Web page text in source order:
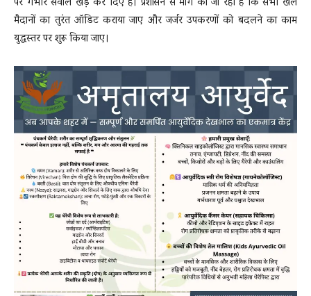
मैदानों का तुरंत ऑडिट कराया जाए और जर्जर उपकरणों को बदलने का काम
युद्धस्तर पर शुरू किया जाए।